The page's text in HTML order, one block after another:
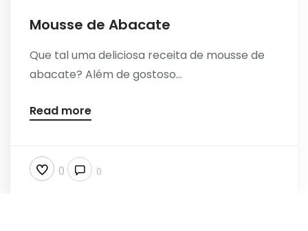
Mousse de Abacate
Que tal uma deliciosa receita de mousse de
abacate? Além de gostoso...
Read more
0 0